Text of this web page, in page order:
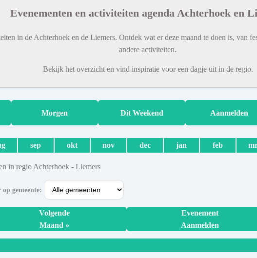
Evenementen en activiteiten agenda Achterhoek en
in de Achterhoek en de Liemers. Ontdek wat er deze maand te doen is, van
andere activiteiten.
Bekijk het overzicht en vind inspiratie voor een dagje uit in de regio.
Morgen Dit Weekend Aanmelden
sep okt nov dec jan feb
in regio Achterhoek - Liemers
gemeente:
Volgende
Maand »
Evenement
Aanmelden